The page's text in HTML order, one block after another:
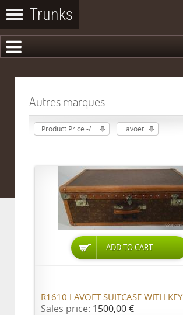
Autres marques
Product Price -/+ lavoet
ADD TO CART
R1610 LAVOET SUITCASE WITH KEY
Sales price: 1500,00 €